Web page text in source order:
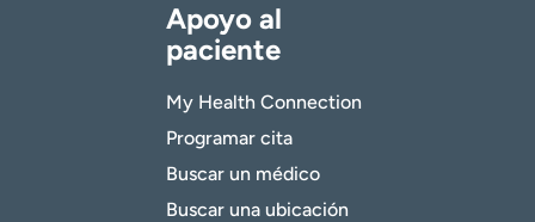
Apoyo al
paciente
My Health Connection
Programar cita
Buscar un médico
Buscar una ubicación